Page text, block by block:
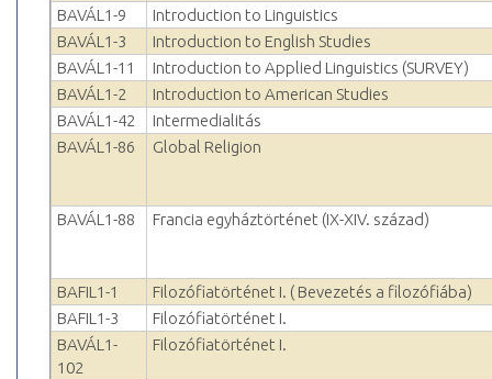
BAVÁL1-9
Introduction to Linguistics
BAVÁL1-3
Introduction to English Studies
BAVÁL1-11
Introduction to Applied Linguistics (SURVEY)
BAVÁL1-2
Introduction to American Studies
BAVÁL1-42
Intermedialitás
BAVÁL1-86
Global Religion
BAVÁL1-88 Francia egyháztörténet (IX-XIV. század)
BAFIL1-1
Filozófiatörténet I. ( Bevezetés a filozófiába)
BAFIL1-3
Filozófiatörténet I.
BAVÁL1-
102
Filozófiatörténet I.